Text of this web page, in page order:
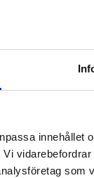
innehållet